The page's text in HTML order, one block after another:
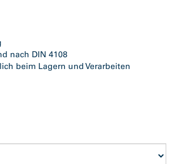
nach DIN 4108
beim Lagern und Verarbeiten